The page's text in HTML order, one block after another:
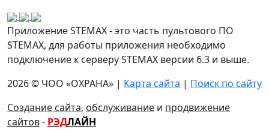
Приложение STEMAX - это часть пультового ПО
STEMAX, для работы приложения необходимо
подключение к серверу STEMAX версии 6.3 и выше.
2026 © ЧОО «ОХРАНА» | Карта сайта | Поиск по сайту
Создание сайта, обслуживание и продвижение
сайтов- РЭДЛАЙН